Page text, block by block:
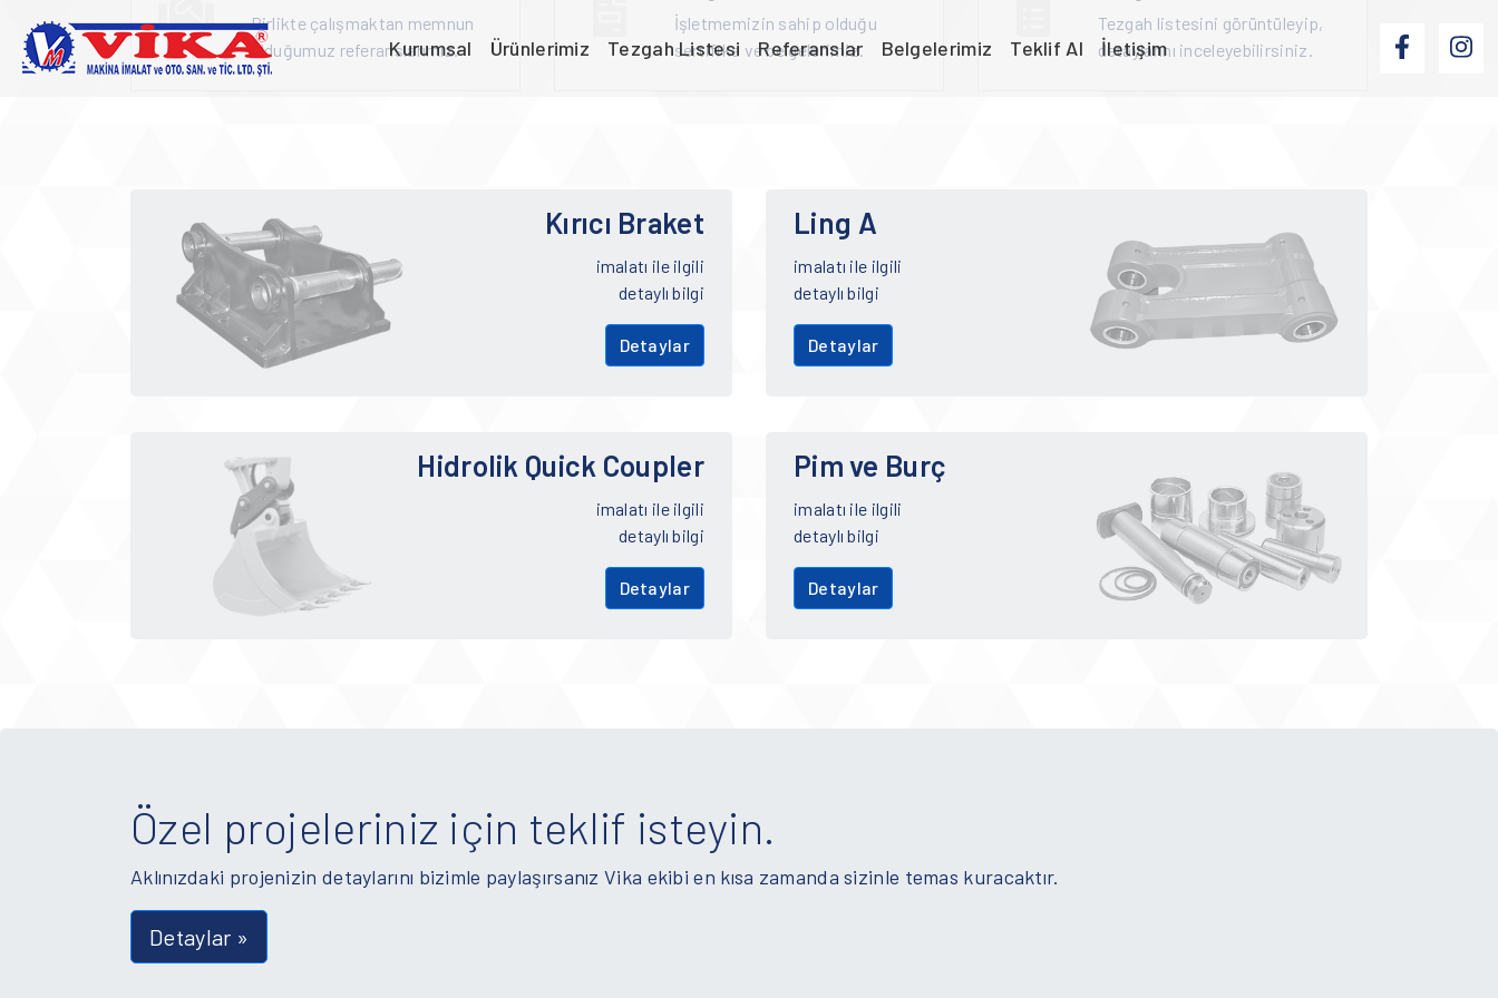
Kurumsal Ürünlerimiz Tezgah Listesi Referanslar Belgelerimiz Teklif Al İletişim
Birlikte çalışmaktan memnun
olduğumuz referanslarımız.
İşletmemizin sahip olduğu
sertifika ve belgelerimiz.
Tezgah listesini görüntüleyip,
detaylarını inceleyebilirsiniz.
Kırıcı Braket
imalatı ile ilgili
detaylı bilgi
Detaylar
Ling A
imalatı ile ilgili
detaylı bilgi
Detaylar
Hidrolik Quick Coupler
imalatı ile ilgili
detaylı bilgi
Detaylar
Pim ve Burç
imalatı ile ilgili
detaylı bilgi
Detaylar
Özel projeleriniz için teklif isteyin.
Aklınızdaki projenizin detaylarını bizimle paylaşırsanız Vika ekibi en kısa zamanda sizinle temas kuracaktır.
Detaylar »